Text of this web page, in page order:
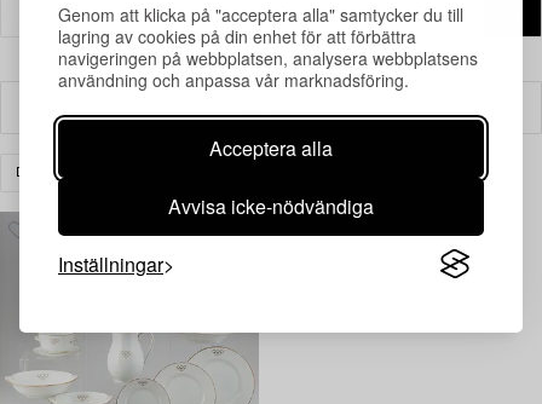
Genom att klicka på "acceptera alla" samtycker du till
lagring av cookies på din enhet för att förbättra
navigeringen på webbplatsen, analysera webbplatsens
användning och anpassa vår marknadsföring.
Acceptera alla
Avvisa icke-nödvändiga
Inställningar
DESIGN